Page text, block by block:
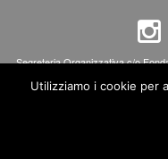
Segreteria Organizzativa c/o
Utilizziamo i cookie per